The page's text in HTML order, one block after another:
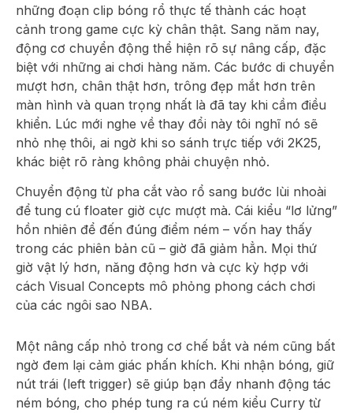
những đoạn clip bóng rổ thực tế thành các hoạt
cảnh trong game cực kỳ chân thật. Sang năm nay,
động cơ chuyển động thể hiện rõ sự nâng cấp, đặc
biệt với những ai chơi hàng năm. Các bước di chuyển
mượt hơn, chân thật hơn, trông đẹp mắt hơn trên
màn hình và quan trọng nhất là đã tay khi cầm điều
khiển. Lúc mới nghe về thay đổi này tôi nghĩ nó sẽ
nhỏ nhẹ thôi, ai ngờ khi so sánh trực tiếp với 2K25,
khác biệt rõ ràng không phải chuyện nhỏ.
Chuyển động từ pha cắt vào rổ sang bước lùi nhoài
để tung cú floater giờ cực mượt mà. Cái kiểu “lơ lửng”
hồn nhiên để đến đúng điểm ném – vốn hay thấy
trong các phiên bản cũ – giờ đã giảm hẳn. Mọi thứ
giờ vật lý hơn, năng động hơn và cực kỳ hợp với
cách Visual Concepts mô phỏng phong cách chơi
của các ngôi sao NBA.
Một nâng cấp nhỏ trong cơ chế bắt và ném cũng bất
ngờ đem lại cảm giác phấn khích. Khi nhận bóng, giữ
nút trái (left trigger) sẽ giúp bạn đẩy nhanh động tác
ném bóng, cho phép tung ra cú ném kiểu Curry từ